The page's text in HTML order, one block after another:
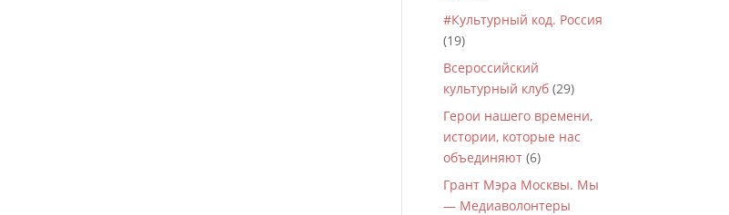
#Культурный код. Россия
(19)
Всероссийский
культурный клуб (29)
Герои нашего времени,
истории, которые нас
объединяют (6)
Грант Мэра Москвы. Мы
— Медиаволонтеры